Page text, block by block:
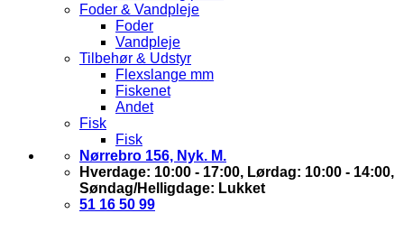
Foder & Vandpleje
Foder
Vandpleje
Tilbehør & Udstyr
Flexslange mm
Fiskenet
Andet
Fisk
Fisk
Nørrebro 156, Nyk. M.
Hverdage: 10:00 - 17:00, Lørdag: 10:00 - 14:00,
Søndag/Helligdage: Lukket
51 16 50 99